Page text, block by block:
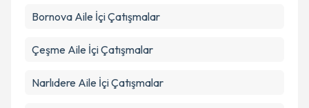
Bornova Aile İçi Çatışmalar
Çeşme Aile İçi Çatışmalar
Narlıdere Aile İçi Çatışmalar